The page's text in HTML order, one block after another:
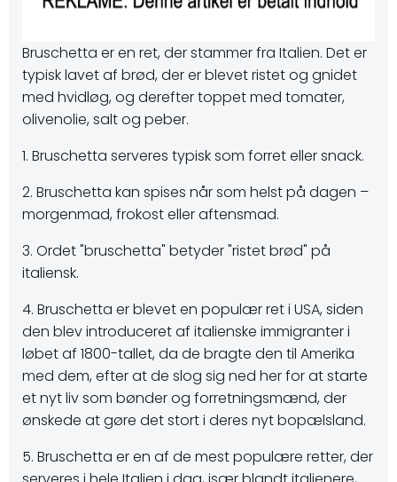
Bruschetta er en ret, der stammer fra Italien. Det er
typisk lavet af brød, der er blevet ristet og gnidet
med hvidløg, og derefter toppet med tomater,
olivenolie, salt og peber.
1. Bruschetta serveres typisk som forret eller snack.
2. Bruschetta kan spises når som helst på dagen –
morgenmad, frokost eller aftensmad.
3. Ordet "bruschetta" betyder "ristet brød" på
italiensk.
4. Bruschetta er blevet en populær ret i USA, siden
den blev introduceret af italienske immigranter i
løbet af 1800-tallet, da de bragte den til Amerika
med dem, efter at de slog sig ned her for at starte
et nyt liv som bønder og forretningsmænd, der
ønskede at gøre det stort i deres nyt bopælsland.
5. Bruschetta er en af de mest populære retter, der